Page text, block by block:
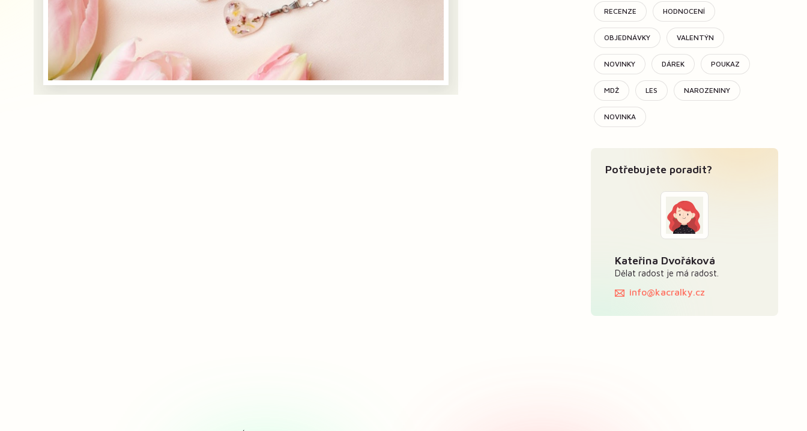
RECENZE HODNOCENÍ
OBJEDNÁVKY VALENTÝN
NOVINKY DÁREK POUKAZ
MDŽ LES NAROZENINY
NOVINKA
Potřebujete poradit?
Kateřina Dvořáková
Dělat radost je má radost.
info@kacralky.cz